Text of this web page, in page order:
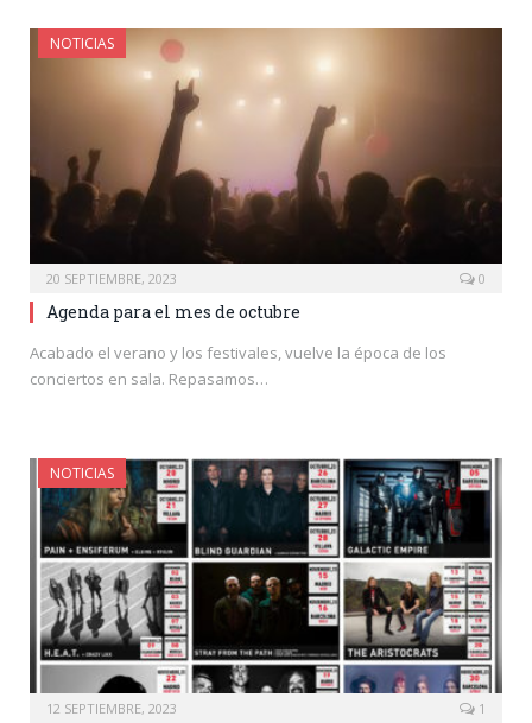
NOTICIAS
20 SEPTIEMBRE, 2023 0
Agenda para el mes de octubre
Acabado el verano y los festivales, vuelve la época de los
conciertos en sala. Repasamos…
NOTICIAS
12 SEPTIEMBRE, 2023 1